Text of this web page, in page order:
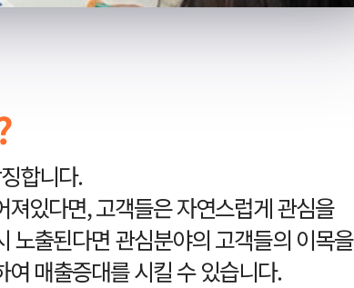
합니다.
있다면, 고객들은 자연스럽게 관심을
노출된다면 관심분야의 고객들의 이목을
매출증대를 시킬 수 있습니다.